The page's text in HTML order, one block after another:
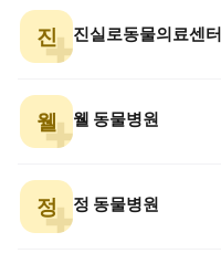
진 진실로동물의료센터
웰 웰 동물병원
정 정 동물병원